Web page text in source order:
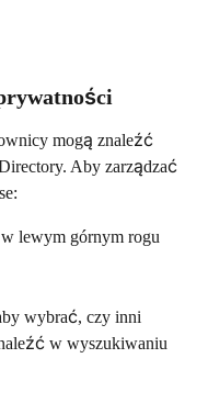
mogą znaleźć
Aby zarządzać
lewym górnym rogu
wybrać, czy inni
w wyszukiwaniu